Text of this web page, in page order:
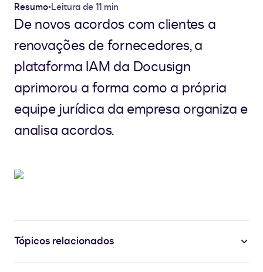
Resumo•Leitura de 11 min
De novos acordos com clientes a
renovações de fornecedores, a
plataforma IAM da Docusign
aprimorou a forma como a própria
equipe jurídica da empresa organiza e
analisa acordos.
Tópicos relacionados